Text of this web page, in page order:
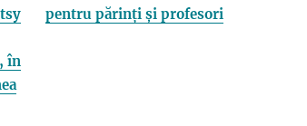
în
pentru părinți și profesori